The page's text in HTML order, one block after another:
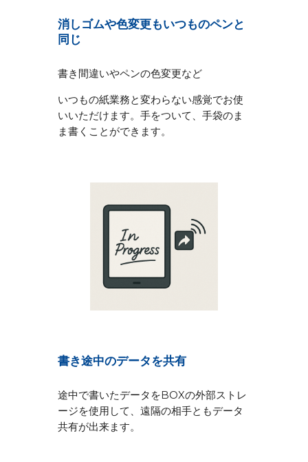
消しゴムや色変更もいつものペンと
同じ
書き間違いやペンの色変更など
いつもの紙業務と変わらない感覚でお使
いいただけます。手をついて、手袋のま
ま書くことができます。
書き途中のデータを共有
途中で書いたデータをBOXの外部ストレ
ージを使用して、遠隔の相手ともデータ
共有が出来ます。